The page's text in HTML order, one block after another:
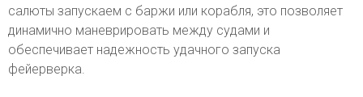
салюты запускаем с баржи или корабля, это позволяет
динамично маневрировать между судами и
обеспечивает надежность удачного запуска
фейерверка.